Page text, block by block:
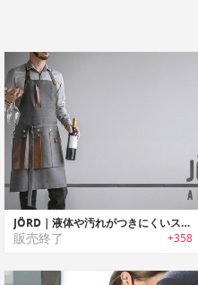
JÖRD｜液体や汚れがつきにくいスタイリッシュ5イン1エプロン「ジョード」
販売終了 +358